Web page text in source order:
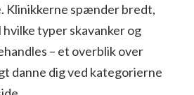
Klinikkerne spænder bredt,
typer skavanker og
– et overblik over
danne dig ved kategorierne